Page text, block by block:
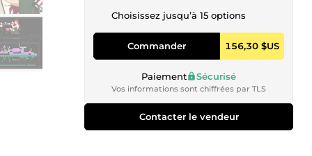
Choisissez jusqu’à 15 options
Commander 156,30 $US
Paiement Sécurisé
Vos informations sont chiffrées par TLS
Contacter le vendeur